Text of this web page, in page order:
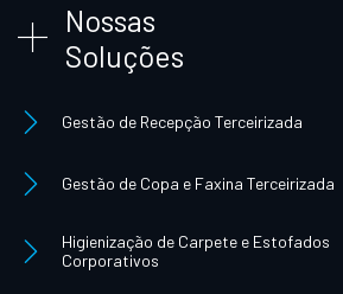
Nossas
Soluções
Gestão de Recepção Terceirizada
Gestão de Copa e Faxina Terceirizada
Higienização de Carpete e Estofados
Corporativos